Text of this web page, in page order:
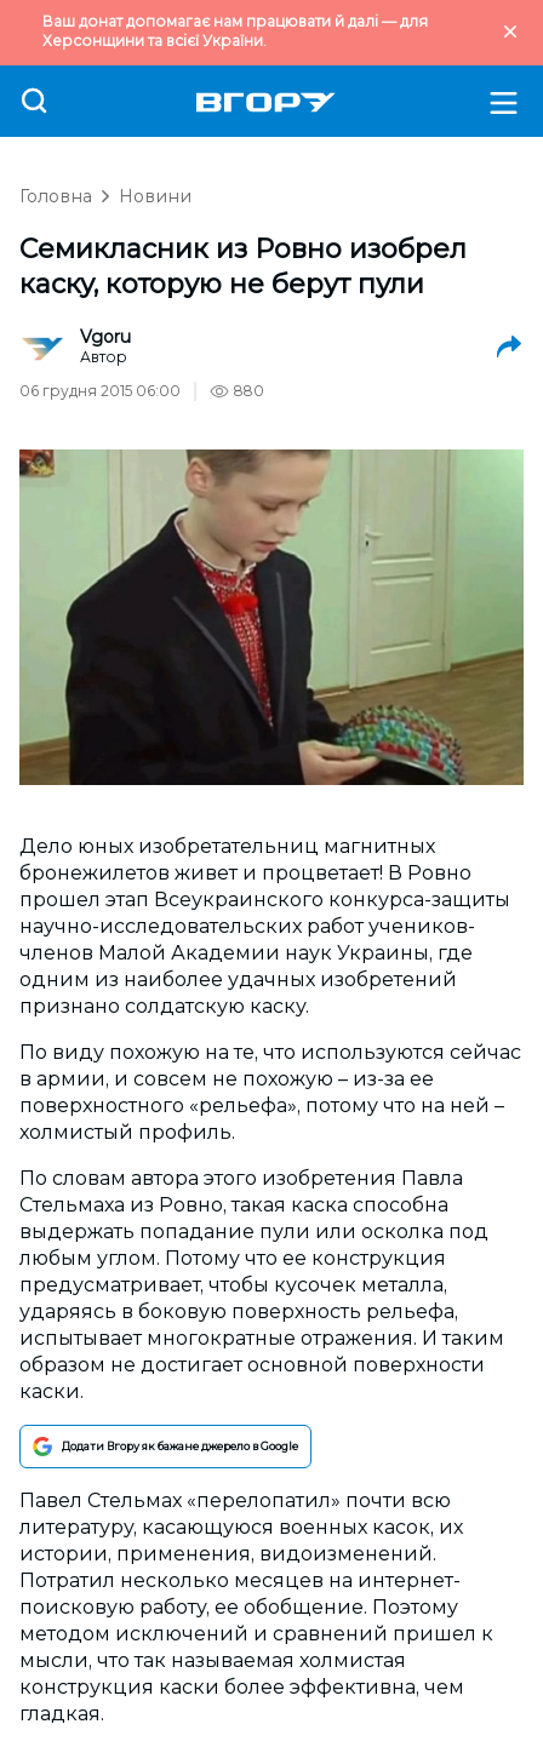
Ваш донат допомагає нам працювати й далі — для
Херсонщини та всієї України.
Головна Новини
Семикласник из Ровно изобрел
каску, которую не берут пули
Vgoru
Автор
06 грудня 2015 06:00
880
Дело юных изобретательниц магнитных
бронежилетов живет и процветает! В Ровно
прошел этап Всеукраинского конкурса-защиты
научно-исследовательских работ учеников-
членов Малой Академии наук Украины, где
одним из наиболее удачных изобретений
признано солдатскую каску.
По виду похожую на те, что используются сейчас
в армии, и совсем не похожую – из-за ее
поверхностного «рельефа», потому что на ней –
холмистый профиль.
По словам автора этого изобретения Павла
Стельмаха из Ровно, такая каска способна
выдержать попадание пули или осколка под
любым углом. Потому что ее конструкция
предусматривает, чтобы кусочек металла,
ударяясь в боковую поверхность рельефа,
испытывает многократные отражения. И таким
образом не достигает основной поверхности
каски.
Додати Вгору як бажане джерело в Google
Павел Стельмах «перелопатил» почти всю
литературу, касающуюся военных касок, их
истории, применения, видоизменений.
Потратил несколько месяцев на интернет-
поисковую работу, ее обобщение. Поэтому
методом исключений и сравнений пришел к
мысли, что так называемая холмистая
конструкция каски более эффективна, чем
гладкая.